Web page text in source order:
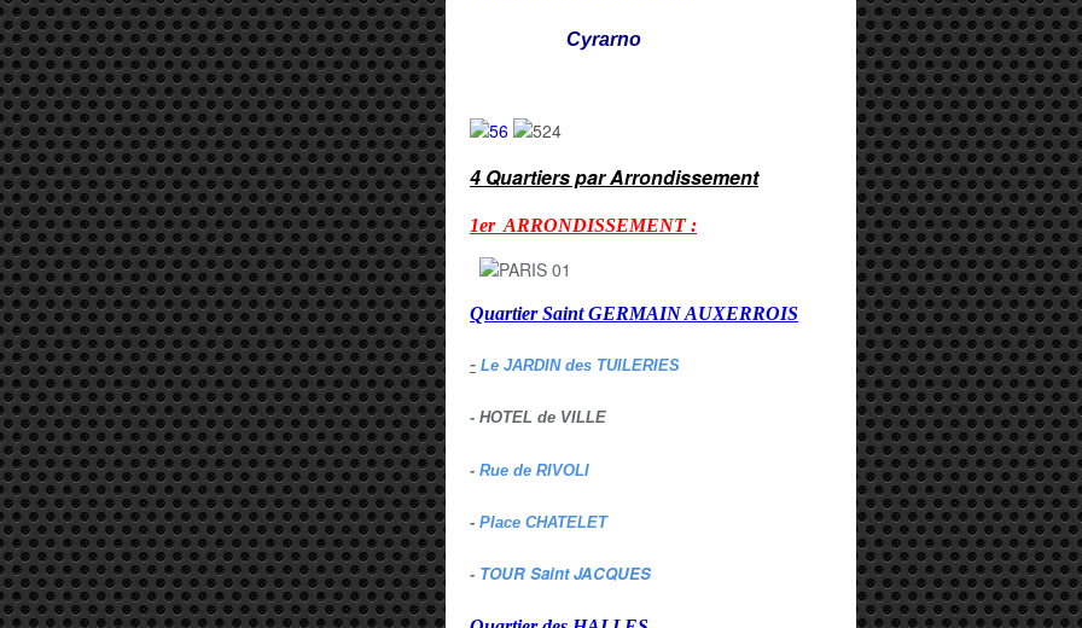
Cyrarno
4 Quartiers par Arrondissement
1er ARRONDISSEMENT :
Quartier Saint GERMAIN AUXERROIS
- Le JARDIN des TUILERIES
- HOTEL de VILLE
- Rue de RIVOLI
- Place CHATELET
- TOUR Saint JACQUES